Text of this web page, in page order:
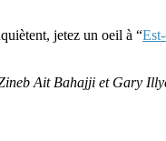
jetez un oeil à “
Ait Bahajji et Gary